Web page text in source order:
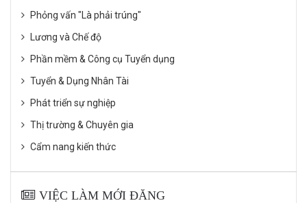
Phỏng vấn "Là phải trúng"
Lương và Chế độ
Phần mềm & Công cụ Tuyển dụng
Tuyển & Dụng Nhân Tài
Phát triển sự nghiệp
Thị trường & Chuyên gia
Cẩm nang kiến thức
VIỆC LÀM MỚI ĐĂNG